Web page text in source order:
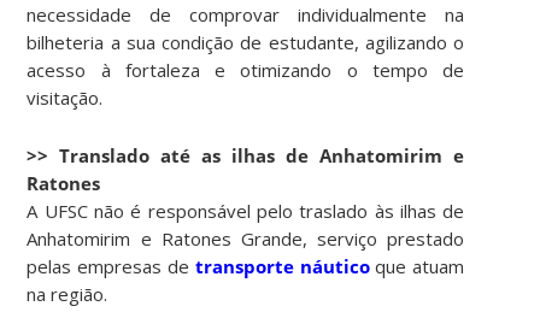
necessidade de comprovar individualmente na
bilheteria a sua condição de estudante, agilizando o
acesso à fortaleza e otimizando o tempo de
visitação.
>> Translado até as ilhas de Anhatomirim e
Ratones
A UFSC não é responsável pelo traslado às ilhas de
Anhatomirim e Ratones Grande, serviço prestado
pelas empresas de transporte náuticoque atuam
na região.